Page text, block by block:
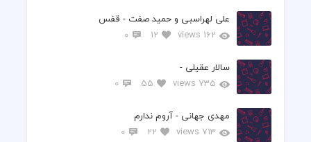
علی لهراسبی و حمید صفت - قفس
162 views
12
0
سالار عقیلی -
735 views
55
0
مهدی جهانی - آروم ندارم
713 views
22
0